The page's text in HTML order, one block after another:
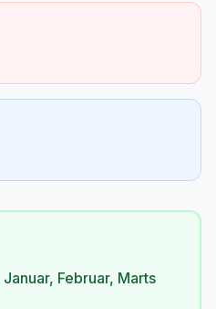
Januar, Februar, Marts